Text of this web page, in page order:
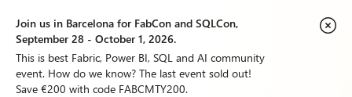
Join us in Barcelona for FabCon and SQLCon,
September 28 - October 1, 2026.
This is best Fabric, Power BI, SQL and AI community
event. How do we know? The last event sold out!
Save €200 with code FABCMTY200.